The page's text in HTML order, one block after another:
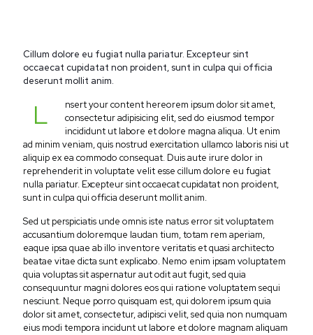
Cillum dolore eu fugiat nulla pariatur. Excepteur sint
occaecat cupidatat non proident, sunt in culpa qui officia
deserunt mollit anim.
L
nsert your content hereorem ipsum dolor sit amet,
consectetur adipisicing elit, sed do eiusmod tempor
incididunt ut labore et dolore magna aliqua. Ut enim
ad minim veniam, quis nostrud exercitation ullamco laboris nisi ut
aliquip ex ea commodo consequat. Duis aute irure dolor in
reprehenderit in voluptate velit esse cillum dolore eu fugiat
nulla pariatur. Excepteur sint occaecat cupidatat non proident,
sunt in culpa qui officia deserunt mollit anim.
Sed ut perspiciatis unde omnis iste natus error sit voluptatem
accusantium doloremque laudan tium, totam rem aperiam,
eaque ipsa quae ab illo inventore veritatis et quasi architecto
beatae vitae dicta sunt explicabo. Nemo enim ipsam voluptatem
quia voluptas sit aspernatur aut odit aut fugit, sed quia
consequuntur magni dolores eos qui ratione voluptatem sequi
nesciunt. Neque porro quisquam est, qui dolorem ipsum quia
dolor sit amet, consectetur, adipisci velit, sed quia non numquam
eius modi tempora incidunt ut labore et dolore magnam aliquam